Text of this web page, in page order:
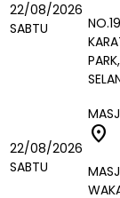
22/08/2026
SABTU
22/08/2026
SABTU
location_on